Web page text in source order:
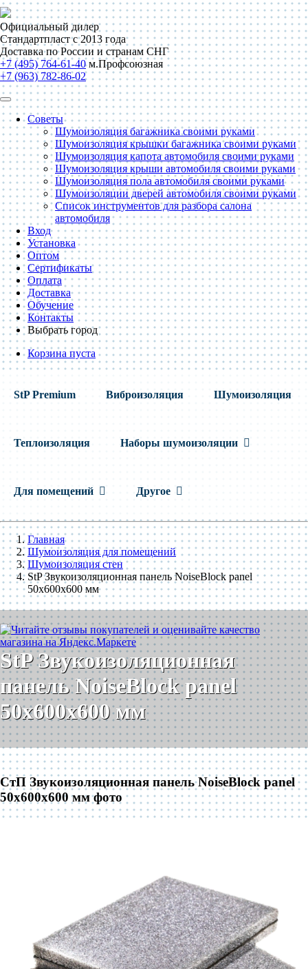
Официальный дилер
Стандартпласт с 2013 года
Доставка по России и странам СНГ
+7 (495) 764-61-40 м.Профсоюзная
+7 (963) 782-86-02
Советы
Шумоизоляция багажника своими руками
Шумоизоляция крышки багажника своими руками
Шумоизоляция капота автомобиля своими руками
Шумоизоляция крыши автомобиля своими руками
Шумоизоляция пола автомобиля своими руками
Шумоизоляции дверей автомобиля своими руками
Список инструментов для разбора салона
автомобиля
Вход
Установка
Оптом
Сертификаты
Оплата
Доставка
Обучение
Контакты
Выбрать город
Корзина пуста
StP Premium Виброизоляция Шумоизоляция
Теплоизоляция Наборы шумоизоляции
Для помещений Другое
Главная
Шумоизоляция для помещений
Шумоизоляция стен
StP Звукоизоляционная панель NoiseBlock panel
50x600x600 мм
StP Звукоизоляционная
панель NoiseBlock panel
50x600x600 мм
СтП Звукоизоляционная панель NoiseBlock panel
50x600x600 мм фото